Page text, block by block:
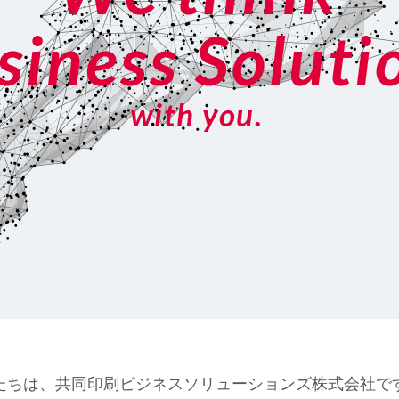
ちは、共同印刷ビジネスソリューションズ株式会社で